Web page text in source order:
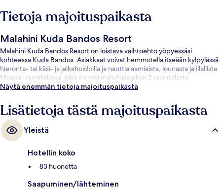
Tietoja majoituspaikasta
Malahini Kuda Bandos Resort
Malahini Kuda Bandos Resort on loistava vaihtoehto yöpyessäsi
kohteessa Kuda Bandos. Asiakkaat voivat hemmotella itseään kylpylässä
hieronta- tai käsi- ja jalkahoidoilla ja nauttia aamiaista, lounasta ja illallista
Maaga -ravintolassa, joka on yksi majoituspaikan 2 ravintolasta.
Näytä enemmän tietoja majoituspaikasta
Lisätietoja tästä majoituspaikasta
Yleistä
Hotellin koko
83 huonetta
Saapuminen/lähteminen